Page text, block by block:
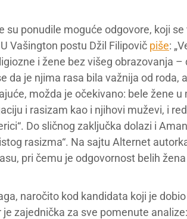
ponudile moguće odgovore, koji
Vašington postu Džil Filipovič piše:
i žene bez višeg obrazovanja
da je njima rasa bila važnija od roda,
možda je očekivano: bele žene
i rasizam kao i njihovi muževi, i
Do sličnog zaključka dolazi i
rasizma“. Na sajtu Alternet
pri čemu je odgovornost belih
naročito kod kandidata koji je
zajednička za sve pomenute